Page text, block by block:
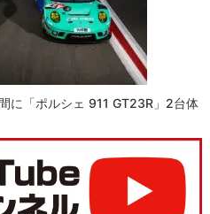
に「ポルシェ 911 GT23R」2台体